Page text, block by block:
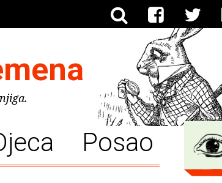
Posao